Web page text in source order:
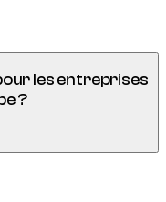
les entreprises
?